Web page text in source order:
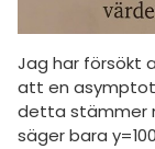
Jag har försökt
att en asymptot
detta stämmer
säger bara